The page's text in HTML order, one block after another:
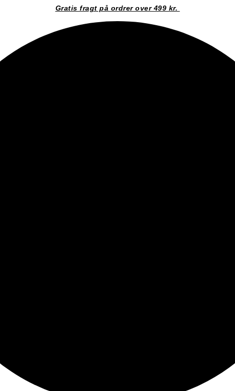
Gratis fragt på ordrer over 499 kr.